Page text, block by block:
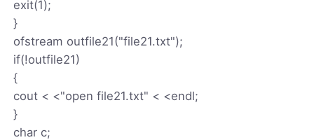
exit(1);
}
ofstream outfile21("file21.txt");
if(!outfile21)
{
cout < <"open file21.txt" < <endl;
}
char c;